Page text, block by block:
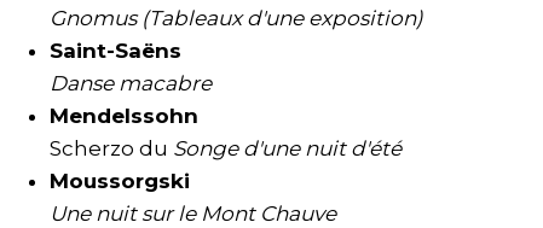
Gnomus (Tableaux d'une exposition)
Saint-Saëns
Danse macabre
Mendelssohn
Scherzo du Songe d'une nuit d'été
Moussorgski
Une nuit sur le Mont Chauve